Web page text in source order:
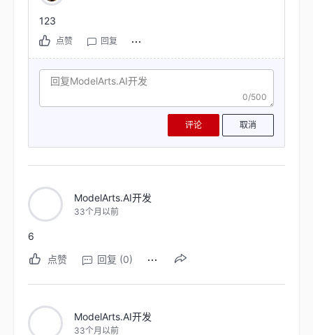
123
点赞 回复
0/500
评论 取消
ModelArts.AI开发
33个月以前
6
点赞
回复 (0)
ModelArts.AI开发
33个月以前